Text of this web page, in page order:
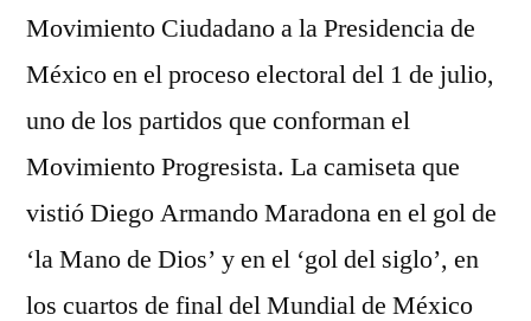
Movimiento Ciudadano a la Presidencia de
México en el proceso electoral del 1 de julio,
uno de los partidos que conforman el
Movimiento Progresista. La camiseta que
vistió Diego Armando Maradona en el gol de
‘la Mano de Dios’ y en el ‘gol del siglo’, en
los cuartos de final del Mundial de México